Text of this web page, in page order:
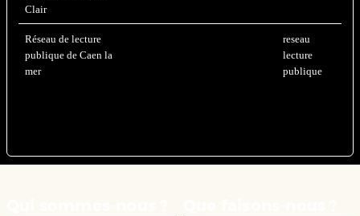
Clair
Réseau de lecture
publique de Caen la
mer
reseau
lecture
publique